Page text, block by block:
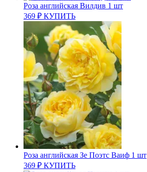
Роза английская Вилдив 1 шт
369 ₽ КУПИТЬ
Роза английская Зе Поэтс Ваиф 1 шт
369 ₽ КУПИТЬ